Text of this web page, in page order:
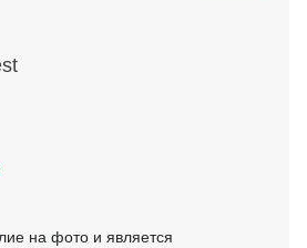
на фото и является